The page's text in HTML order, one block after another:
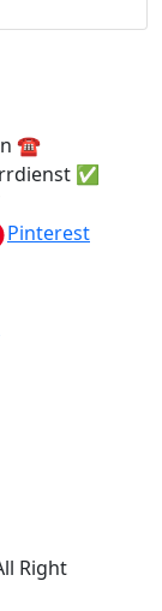
☎️
✅
Pinterest
Right